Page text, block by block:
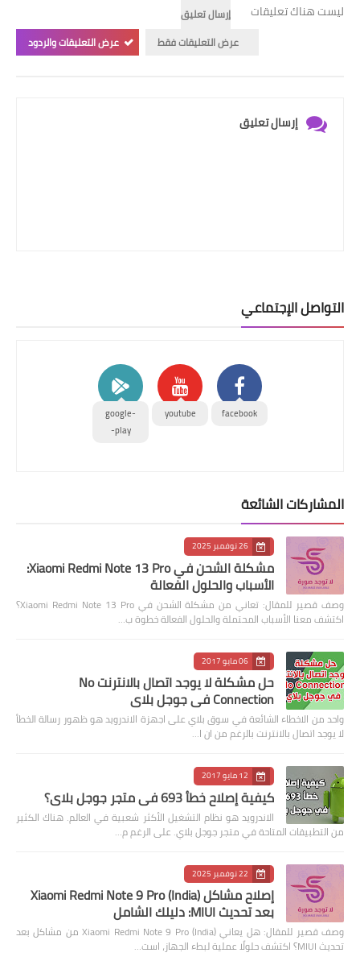
ليست هناك تعليقات
إرسال تعليق
عرض التعليقات فقط
عرض التعليقات والردود
إرسال تعليق
التواصل الإجتماعي
facebook
youtube
google-
play-
المشاركات الشائعة
26 نوفمبر 2025
مشكلة الشحن في Xiaomi Redmi Note 13 Pro:
الأسباب والحلول الفعالة
وصف قصير للمقال: تعاني من مشكلة الشحن في Xiaomi Redmi Note 13 Pro؟
اكتشف معنا الأسباب المحتملة والحلول الفعالة خطوة ب…
06 مايو 2017
حل مشكلة لا يوجد اتصال بالانترنت No
Connection في جوجل بلاي
واحد من الاخطاء الشائعة في سوق بلاي على اجهزة الاندرويد هو ظهور رسالة الخطأ
لا يوجد اتصال بالانترنت بالرغم من ان ا…
12 مايو 2017
كيفية إصلاح خطأ 693 في متجر جوجل بلاي؟
الاندرويد هو نظام التشغيل الأكثر شعبية في العالم. هناك الكثير
من التطبيقات المتاحة في متجر جوجل بلاي. على الرغم م…
22 نوفمبر 2025
إصلاح مشاكل Xiaomi Redmi Note 9 Pro (India)
بعد تحديث MIUI: دليلك الشامل
وصف قصير للمقال: هل يعاني Xiaomi Redmi Note 9 Pro (India) من مشاكل بعد
تحديث MIUI؟ اكتشف حلولًا عملية لبطء الجهاز، است…